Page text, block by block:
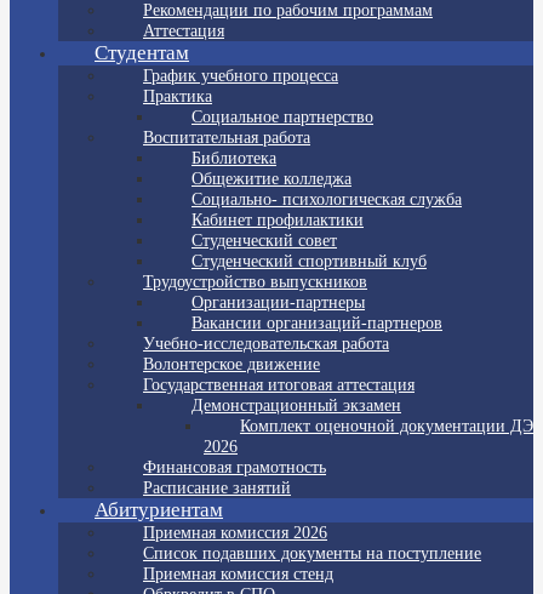
Рекомендации по рабочим программам
Аттестация
Студентам
График учебного процесса
Практика
Социальное партнерство
Воспитательная работа
Библиотека
Общежитие колледжа
Социально- психологическая служба
Кабинет профилактики
Студенческий совет
Студенческий спортивный клуб
Трудоустройство выпускников
Организации-партнеры
Вакансии организаций-партнеров
Учебно-исследовательская работа
Волонтерское движение
Государственная итоговая аттестация
Демонстрационный экзамен
Комплект оценочной документации ДЭ
2026
Финансовая грамотность
Расписание занятий
Абитуриентам
Приемная комиссия 2026
Список подавших документы на поступление
Приемная комиссия стенд